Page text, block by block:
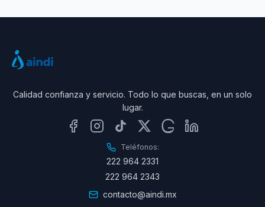
Calidad confianza y servicio. Todo lo que buscas, en un solo
lugar.
Teléfonos:
222 964 2331
222 964 2343
contacto@aindi.mx